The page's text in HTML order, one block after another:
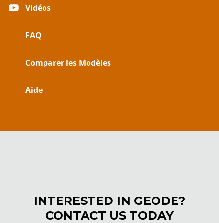
Vidéos
FAQ
Comparer les Modèles
Aide
INTERESTED IN GEODE?
CONTACT US TODAY